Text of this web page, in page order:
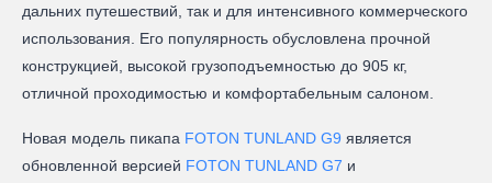
дальних путешествий, так и для интенсивного коммерческого
использования. Его популярность обусловлена прочной
конструкцией, высокой грузоподъемностью до 905 кг,
отличной проходимостью и комфортабельным салоном.
Новая модель пикапа FOTON TUNLAND G9 является
обновленной версией FOTON TUNLAND G7 и